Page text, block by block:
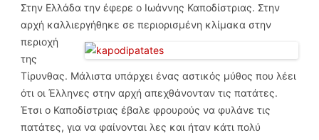
Στην Ελλάδα την έφερε ο Ιωάννης Καποδίστριας. Στην
αρχή καλλιεργήθηκε σε περιορισμένη κλίμακα στην
περιοχή
της
Τίρυνθας. Μάλιστα υπάρχει ένας αστικός μύθος που λέει
ότι οι Έλληνες στην αρχή απεχθάνονταν τις πατάτες.
Έτσι ο Καποδίστριας έβαλε φρουρούς να φυλάνε τις
πατάτες, για να φαίνονται λες και ήταν κάτι πολύ